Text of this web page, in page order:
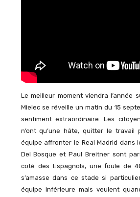
Le meilleur moment viendra l’année
Mielec se réveille un matin du 15
sentiment extraordinaire. Les
n’ont qu’une hâte, quitter le travail
équipe affronter le Real Madrid dans
Del Bosque et Paul Breitner sont
coté des Espagnols, une foule de
s’amasse dans ce stade si
équipe inférieure mais veulent